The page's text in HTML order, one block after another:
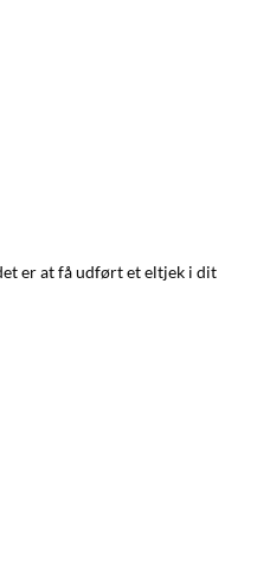
er at få udført et eltjek i dit